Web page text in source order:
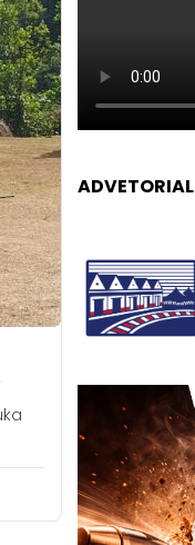
ADVETORIAL